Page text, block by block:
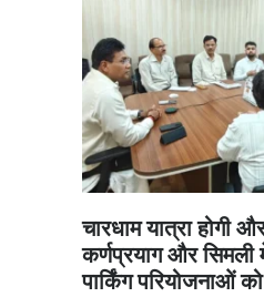
चारधाम यात्रा होगी
कर्णप्रयाग और
पार्किंग परियोजनाओं